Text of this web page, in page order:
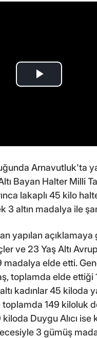
Arnavutluk'ta
Bayan Halter Milli
lakaplı 45 kilo
3 altın madalya ile
yapılan
ve 23 Yaş Altı
elde etti.
toplamda elde ettiği
kadınlar 45 kiloda
149 kiloluk
Duygu Alıcı
3 gümüş